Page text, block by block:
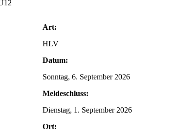
Art:
HLV
Datum:
Sonntag, 6. September 2026
Meldeschluss:
Dienstag, 1. September 2026
Ort: